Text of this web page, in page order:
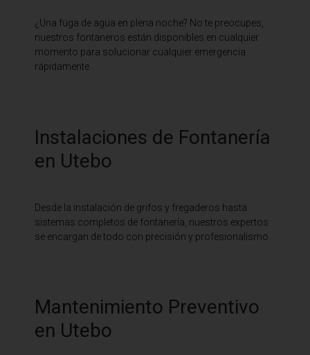
¿Una fuga de agua en plena noche? No te preocupes,
nuestros fontaneros están disponibles en cualquier
momento para solucionar cualquier emergencia
rápidamente.
Instalaciones de Fontanería
en Utebo
Desde la instalación de grifos y fregaderos hasta
sistemas completos de fontanería, nuestros expertos
se encargan de todo con precisión y profesionalismo.
Mantenimiento Preventivo
en Utebo